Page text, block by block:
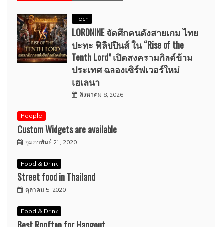
Tech
LORDNINE จัดศึกคนดังสายเกม ไทย
ปะทะ ฟิลิปปินส์ ใน “Rise of the
Tenth Lord” เปิดสงครามกิลด์ข้าม
ประเทศ ฉลองเซิร์ฟเวอร์ใหม่
เฮเลนา
สิงหาคม 8, 2026
People
Custom Widgets are available
กุมภาพันธ์ 21, 2020
Food & Drink
Street food in Thailand
ตุลาคม 5, 2020
Food & Drink